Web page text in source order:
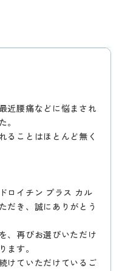
近腰痛などに悩まされ
。
ることはほとんど無く
ロイチン プラス カル
だき、誠にありがとう
、再びお選びいただけ
ます。
けていただけているご